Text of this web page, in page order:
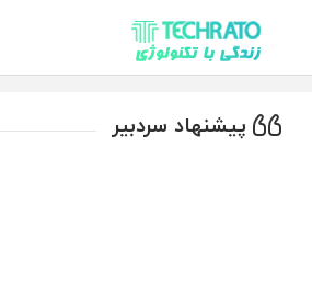
تکراتو – زندگی با تکنولوژی
پیشنهاد سردبیر